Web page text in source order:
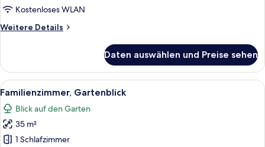
Kostenloses WLAN
Weitere Details
Weitere
Doppelzimmer,
Meerblick
Daten auswählen und Preise sehen
Alle
Fotos
für
Familienzimmer,
Gartenblick
Ein Hotelzimmer mit zwei Betten,
5
Familienzimmer, Gartenblick
Blick auf den Garten
35 m²
1 Schlafzimmer